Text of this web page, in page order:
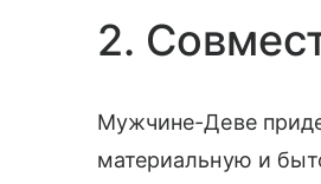
2.
Мужчине-Деве
материальную и